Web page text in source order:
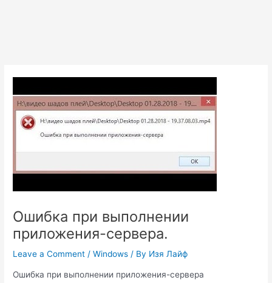
Ошибка при выполнении
приложения-сервера.
Leave a Comment /Windows / By Изя Лайф
Ошибка при выполнении приложения-сервера